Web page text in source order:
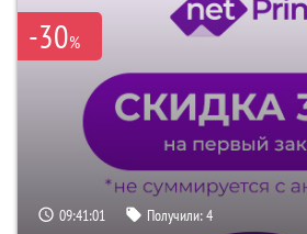
-30%
09:41:00 Получили:4